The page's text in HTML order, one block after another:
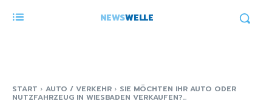
NEWSWELLE
START AUTO / VERKEHR SIE MÖCHTEN IHR AUTO ODER
NUTZFAHRZEUG IN WIESBADEN VERKAUFEN?...